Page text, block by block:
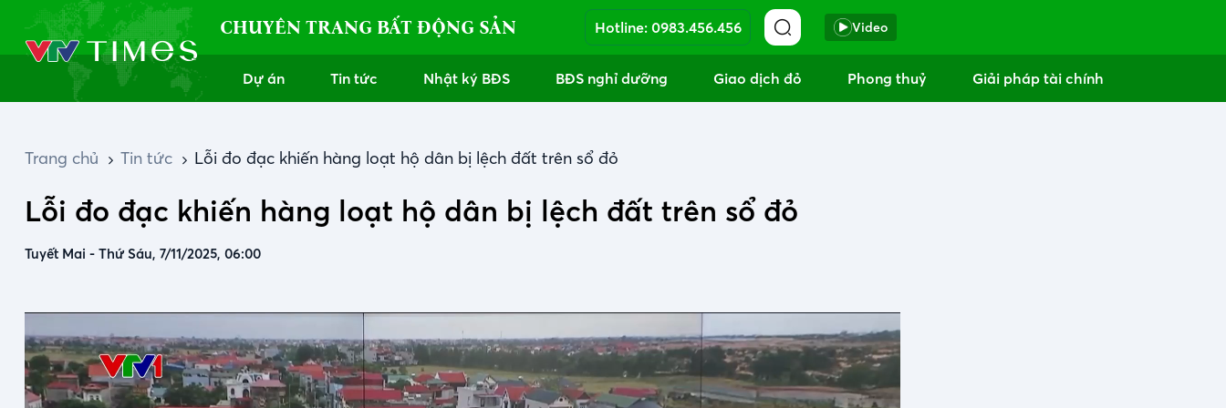
CHUYÊN TRANG BẤT ĐỘNG SẢN Hotline: 0983.456.456 Video
Dự án Tin tức Nhật ký BĐS BĐS nghỉ dưỡng Giao dịch đỏ Phong thuỷ Giải pháp tài chính
Trang chủ Tin tức Lỗi đo đạc khiến hàng loạt hộ dân bị lệch đất trên sổ đỏ
Lỗi đo đạc khiến hàng loạt hộ dân bị lệch đất trên sổ đỏ
Tuyết Mai - Thứ Sáu, 7/11/2025, 06:00